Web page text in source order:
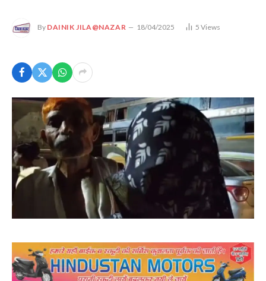
By DAINIK JILA@NAZAR 18/04/2025 5Views